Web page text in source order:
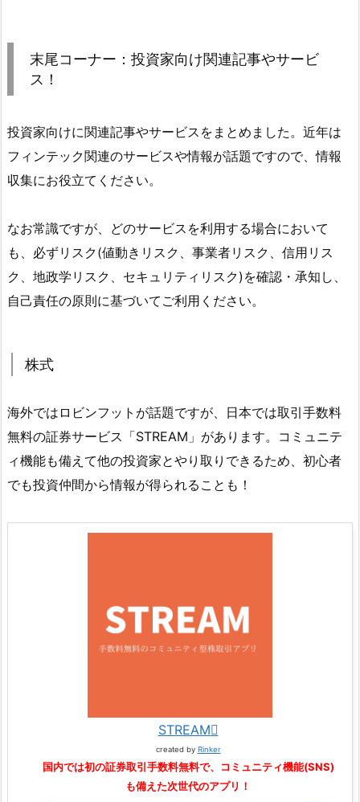
末尾コーナー：投資家向け関連記事やサービ
ス！
投資家向けに関連記事やサービスをまとめました。近年は
フィンテック関連のサービスや情報が話題ですので、情報
収集にお役立てください。
なお常識ですが、どのサービスを利用する場合において
も、必ずリスク(値動きリスク、事業者リスク、信用リス
ク、地政学リスク、セキュリティリスク)を確認・承知し、
自己責任の原則に基づいてご利用ください。
株式
海外ではロビンフットが話題ですが、日本では取引手数料
無料の証券サービス「STREAM」があります。コミュニテ
ィ機能も備えて他の投資家とやり取りできるため、初心者
でも投資仲間から情報が得られることも！
STREAM
created by Rinker
国内では初の証券取引手数料無料で、コミュニティ機能(SNS)
も備えた次世代のアプリ！